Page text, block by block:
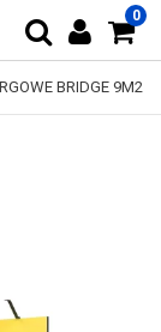
0
BRIDGE 9M2